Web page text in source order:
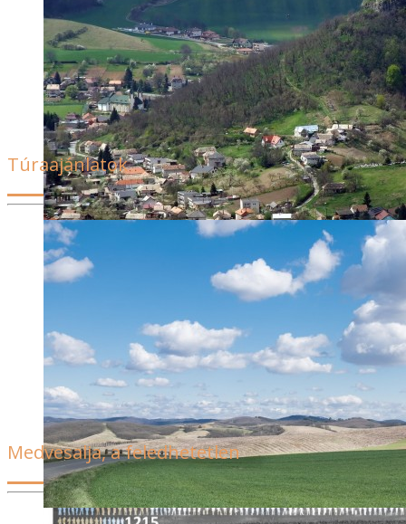
A Tájoló Vendégház adott otthont a Tarna 91 Kft. szakmai
napjának, melyen a területfejlesztés aktuális kérdéseit
vitatták meg a meghívottak. A térségi alapú
gazdaságfejlesztés témájában életre hívott kötetlen
program keretében minisztériumi és megyei
önkormányzati munkatársak, felsőoktatásban
közreműködők, valamint területfejlesztési szakemberek
vitathatták meg a támogatási programok és a
fejlesztéspolitika főbb kérdéseit. […]
Programok, látnivalók Ceredről indulva. Cered kerülő túra
Cered környéki nagy túra Cered környéki vártúra Cered –
Lázbérci víztározó kerékpártúra Kerékpártúra cered
környékén
Túraajánlatok
Medvesalja, a feledhetetlen